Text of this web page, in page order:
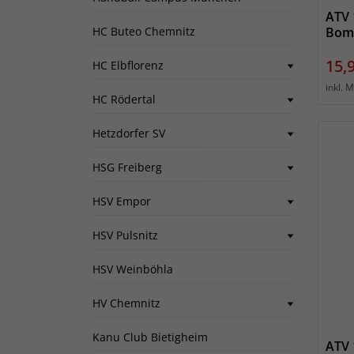
HC Buteo Chemnitz
HC Elbflorenz
HC Rödertal
Hetzdorfer SV
HSG Freiberg
HSV Empor
HSV Pulsnitz
HSV Weinböhla
HV Chemnitz
Kanu Club Bietigheim
ATV
inkl.